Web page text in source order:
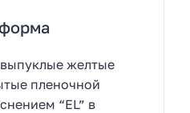
желтые
пленочной
“EL” в